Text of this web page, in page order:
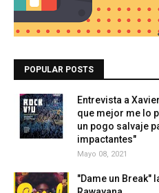
POPULAR POSTS
Entrevista a
que mejor me lo
un pogo salvaje
impactantes"
Mayo 08, 2021
"Dame un Break"